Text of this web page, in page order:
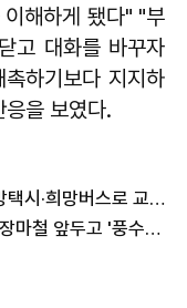
해하게 됐다" "부
고 대화를 바꾸자
하기보다 지지하
을 보였다.
"병원·장보기도 편하게"…화천군, 희망택시·희망버스로 교통약자 이동 지원 확대
"AI가 골목 침수 먼저 감지"…서울시, 장마철 앞두고 '풍수해 총력전'